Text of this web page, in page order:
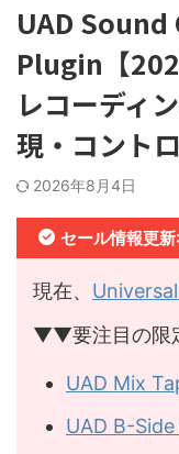
UAD
Plugin【
レコーディ
現・コント
2026年8月4日
セール情報更
現在、
▼▼要注目の限
UAD Mix
UAD B-